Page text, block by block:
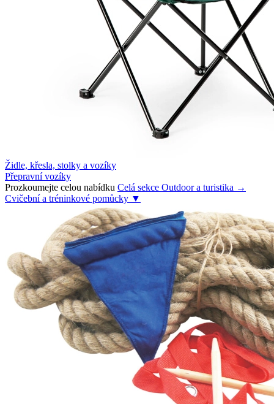
Židle, křesla, stolky a vozíky
Přepravní vozíky
Prozkoumejte celou nabídku Celá sekce Outdoor a turistika →
Cvičební a tréninkové pomůcky ▼